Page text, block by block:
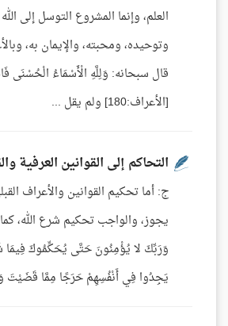
وتوحيده، ومحبته، والإيمان به،
قال سبحانه: وَلِلَّهِ الْأَسْمَاءُ الْحُسْنَى
[الأعراف:180] ولم يقل ...
التحاكم إلى القوانين العرفية
ج: أما تحكيم القوانين والأعراف
يجوز، والواجب تحكيم شرع الله،
وَرَبِّكَ لا يُؤْمِنُونَ حَتَّى يُحَكِّمُوكَ فِيمَا
يَجِدُوا فِي أَنْفُسِهِمْ حَرَجًا مِمَّا قَضَيْتَ